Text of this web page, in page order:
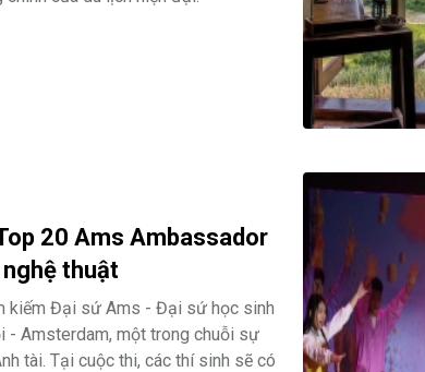
20 Ams Ambassador
thuật
kiếm Đại sứ Ams - Đại sứ học sinh
- Amsterdam, một trong chuỗi sự
tài. Tại cuộc thi, các thí sinh sẽ có